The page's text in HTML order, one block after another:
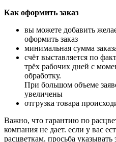
Как оформить заказ
вы можете добавить
оформить заказ
минимальная сумма
счёт выставляется по
трёх рабочих дней с
обработку.
При большом объеме
увеличены
отгрузка товара
Важно, что гарантию по
компания не дает. если у вас
расцветкам, просьба